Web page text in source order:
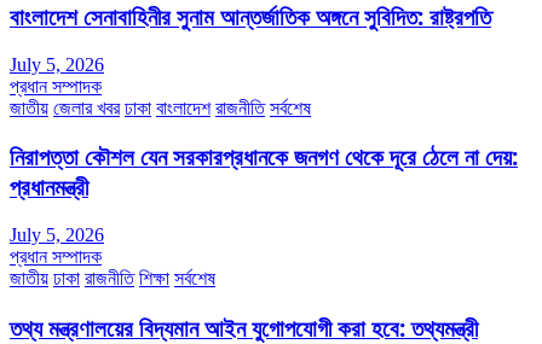
বাংলাদেশ সেনাবাহিনীর সুনাম আন্তর্জাতিক অঙ্গনে সুবিদিত: রাষ্ট্রপতি
July 5, 2026
প্রধান সম্পাদক
জাতীয় জেলার খবর ঢাকা বাংলাদেশ রাজনীতি সর্বশেষ
নিরাপত্তা কৌশল যেন সরকারপ্রধানকে জনগণ থেকে দূরে ঠেলে না দেয়:
প্রধানমন্ত্রী
July 5, 2026
প্রধান সম্পাদক
জাতীয় ঢাকা রাজনীতি শিক্ষা সর্বশেষ
তথ্য মন্ত্রণালয়ের বিদ্যমান আইন যুগোপযোগী করা হবে: তথ্যমন্ত্রী